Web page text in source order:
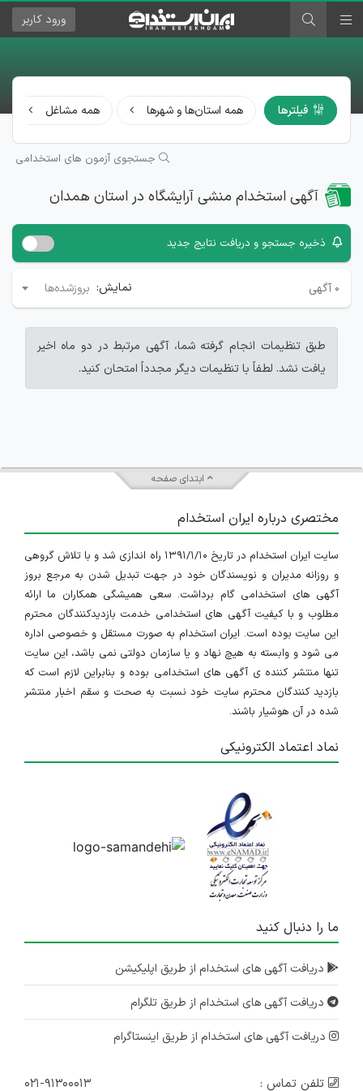
ورود کاربر
فیلترها همه استان‌ها و شهرها همه مشاغل
جستجوی آزمون های استخدامی
آگهی استخدام منشی آرایشگاه در استان همدان
ذخیره جستجو و دریافت نتایج جدید
۰ آگهی نمایش: بروزشده‌ها
طبق تنظیمات انجام گرفته شما، آگهی مرتبط در دو ماه اخیر
یافت نشد. لطفاً با تنظیمات دیگر مجدداً امتحان کنید.
ابتدای صفحه
مختصری درباره ایران استخدام
سایت ایران استخدام در تاریخ ۱۳۹۱/۱/۱۰ راه اندازی شد و با تلاش گروهی
و روزانه مدیران و نویسندگان خود در جهت تبدیل شدن به مرجع بروز
آگهی های استخدامی گام برداشت. سعی همیشگی همکاران ما ارائه
مطلوب و با کیفیت آگهی های استخدامی خدمت بازدیدکنندگان محترم
این سایت بوده است. ایران استخدام به صورت مستقل و خصوصی اداره
می شود و وابسته به هیچ نهاد و یا سازمان دولتی نمی باشد، این سایت
تنها منتشر کننده ی آگهی های استخدامی بوده و بنابراین لازم است که
بازدید کنندگان محترم سایت خود نسبت به صحت و سقم اخبار منتشر
شده در آن هوشیار باشند.
نماد اعتماد الکترونیکی
ما را دنبال کنید
دریافت آگهی های استخدام از طریق اپلیکیشن
دریافت آگهی های استخدام از طریق تلگرام
دریافت آگهی های استخدام از طریق اینستاگرام
تلفن تماس : ۰۲۱-۹۱۳۰۰۰۱۳